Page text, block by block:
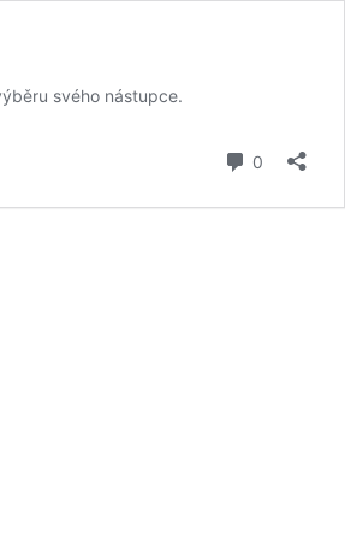
svého nástupce.
0 komentářů